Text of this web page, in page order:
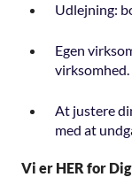
Udlejning:
Egen
virksomhed.
At justere
med at
Vi er HER for